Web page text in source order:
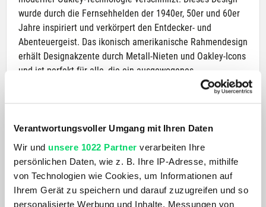
Verantwortungsvoller Umgang mit Ihren Daten
Wir und unsere 1022 Partner verarbeiten Ihre
persönlichen Daten, wie z. B. Ihre IP-Adresse, mithilfe
von Technologien wie Cookies, um Informationen auf
Ihrem Gerät zu speichern und darauf zuzugreifen und so
personalisierte Werbung und Inhalte, Messungen von
wurde durch die Fernsehhelden der 1940er, 50er und 60er
Jahre inspiriert und verkörpert den Entdecker- und
Abenteuergeist. Das ikonisch amerikanische Rahmendesign
erhält Designakzente durch Metall-Nieten und Oakley-Icons
und ist perfekt für alle, die ein ausgewogenes
Gleichgewicht von Performance und Style suchen.
PRODUKTDETAILS
AKTUELL BELIEBT